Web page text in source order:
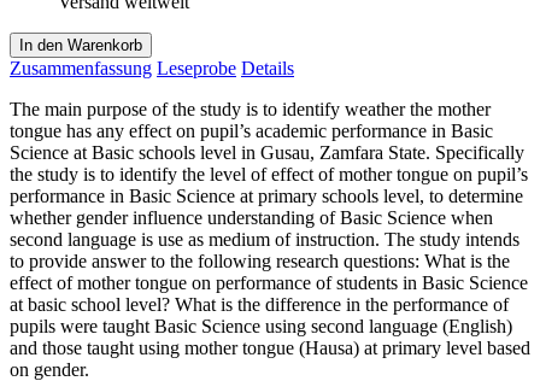
In den Warenkorb
Zusammenfassung Leseprobe Details
The main purpose of the study is to identify weather the mother
tongue has any effect on pupil’s academic performance in Basic
Science at Basic schools level in Gusau, Zamfara State. Specifically
the study is to identify the level of effect of mother tongue on pupil’s
performance in Basic Science at primary schools level, to determine
whether gender influence understanding of Basic Science when
second language is use as medium of instruction. The study intends
to provide answer to the following research questions: What is the
effect of mother tongue on performance of students in Basic Science
at basic school level? What is the difference in the performance of
pupils were taught Basic Science using second language (English)
and those taught using mother tongue (Hausa) at primary level based
on gender.